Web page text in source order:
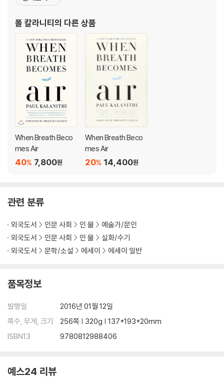
활을 하며 박사 후 연구원으로 일했다. 연구 업적을 인정받아 미국 신
의사로 손꼽히며 여러 대학에서 교수 자리를
폴 칼라니티 의 다른 상품
When Breath Beco
mes Air
7,800원
40%
When Breath Beco
mes Air
14,400원
20%
관련 분류
외국도서 인문 사회 인 물
예술가/문인
외국도서
인문 사회 인 물
실화/수기
외국도서
문학/소설 에세이 에세이 일반
품목정보
발행일
2016년 01월 12일
쪽수, 무게, 크기
256쪽 | 320g | 137*193*20mm
ISBN13
9780812988406
예스24 리뷰